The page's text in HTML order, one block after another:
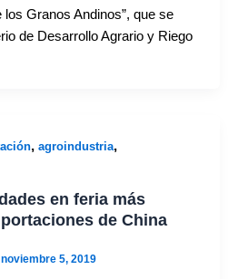
los Granos Andinos”, que se
de Desarrollo Agrario y Riego
, agroindustria,
en feria más
de China
noviembre 5, 2019